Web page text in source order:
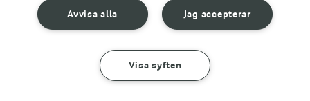
GÖR SÅ HÄR INGREDIENSER
Integritetspolicy
Jag accepterar
Avvisa alla
Visa syften